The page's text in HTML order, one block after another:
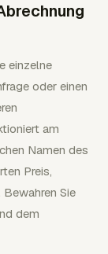
einzelne
oder einen
am
Namen des
Preis,
Sie
dem